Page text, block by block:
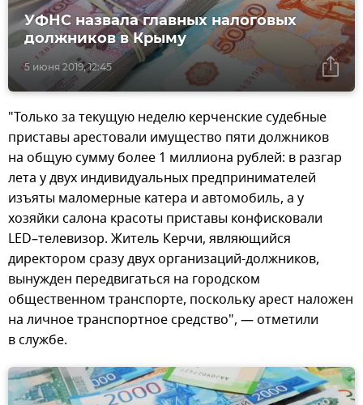
5 июня 2019, 12:45
УФНС назвала главных налоговых
должников в Крыму
"Только за текущую неделю керченские судебные
приставы арестовали имущество пяти должников
на общую сумму более 1 миллиона рублей: в разгар
лета у двух индивидуальных предпринимателей
изъяты маломерные катера и автомобиль, а у
хозяйки салона красоты приставы конфисковали
LED–телевизор. Житель Керчи, являющийся
директором сразу двух организаций-должников,
вынужден передвигаться на городском
общественном транспорте, поскольку арест наложен
на личное транспортное средство", — отметили
в службе.